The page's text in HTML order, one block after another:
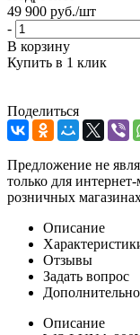
49 900 руб./шт
-
В корзину
Купить в 1 клик
Поделиться
Предложение не
только для
розничных
Описание
Отзывы
Задать вопрос
Дополнительно
Описание